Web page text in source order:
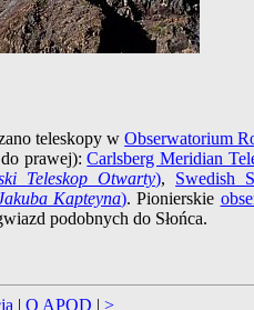
teleskopy wObserwatorium
do prawej):Carlsberg Meridian
Teleskop Otwarty), Swedish
Kapteyna). Pionierskie
podobnych do Słońca.
| O APOD | >